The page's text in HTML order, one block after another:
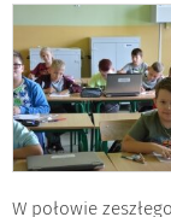
W połowie